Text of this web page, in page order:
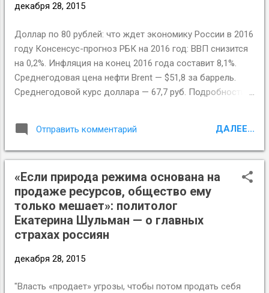
декабря 28, 2015
Доллар по 80 рублей: что ждет экономику России в 2016
году Консенсус-прогноз РБК на 2016 год: ВВП снизится
на 0,2%. Инфляция на конец 2016 года составит 8,1%.
Среднегодовая цена нефти Brent — $51,8 за баррель.
Среднегодовой курс доллара — 67,7 руб. Подробности:
Отправить комментарий ДАЛЕЕ...
«Если природа режима основана на
продаже ресурсов, общество ему
только мешает»: политолог
Екатерина Шульман — о главных
страхах россиян
декабря 28, 2015
"Власть «продает» угрозы, чтобы потом продать себя